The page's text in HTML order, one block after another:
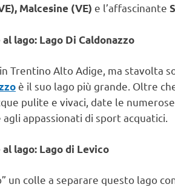
Malcesine (VE) e l’affascinante
al lago: Lago Di Caldonazzo
Trentino Alto Adige, ma stavolta
è il suo lago più grande. Oltre
pulite e vivaci, date le numerose
agli appassionati di sport acquatici.
al lago: Lago di Levico
un colle a separare questo lago